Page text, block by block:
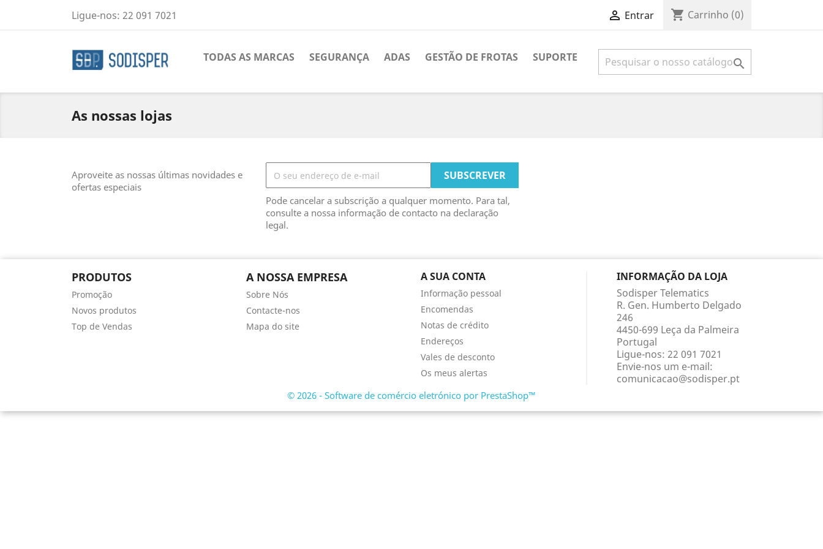
Ligue-nos: 22 091 7021  Entrar shopping_cart Carrinho (0)
TODAS AS MARCAS SEGURANÇA ADAS GESTÃO DE FROTAS SUPORTE 
As nossas lojas
Aproveite as nossas últimas novidades e
ofertas especiais
Pode cancelar a subscrição a qualquer momento. Para tal,
consulte a nossa informação de contacto na declaração
legal.
PRODUTOS
Promoção
Novos produtos
Top de Vendas
A NOSSA EMPRESA
Sobre Nós
Contacte-nos
Mapa do site
A SUA CONTA
Informação pessoal
Encomendas
Notas de crédito
Endereços
Vales de desconto
Os meus alertas
INFORMAÇÃO DA LOJA
Sodisper Telematics
R. Gen. Humberto Delgado
246
4450-699 Leça da Palmeira
Portugal
Ligue-nos: 22 091 7021
Envie-nos um e-mail:
comunicacao@sodisper.pt
© 2026 - Software de comércio eletrónico por PrestaShop™